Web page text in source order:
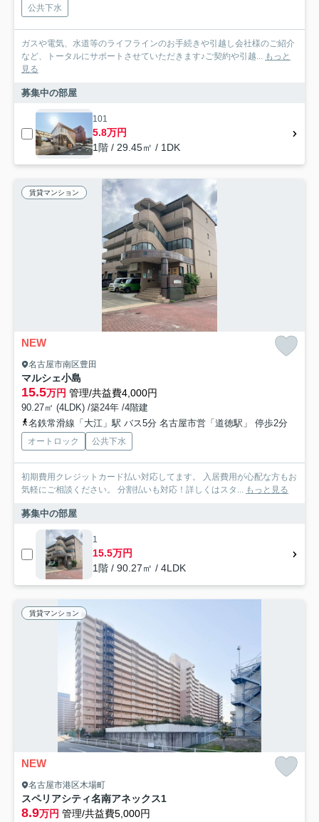
公共下水
ガスや電気、水道等のライフラインのお手続きや引越し会社様のご紹介
など、トータルにサポートさせていただきます♪ご契約や引越... もっと
見る
募集中の部屋
101
5.8万円
1階 / 29.45㎡ / 1DK
賃貸マンション
NEW
名古屋市南区豊田
マルシェ小島
15.5万円 管理/共益費4,000円
90.27㎡ (4LDK) /築24年 /4階建
名鉄常滑線「大江」駅 バス5分 名古屋市営「道徳駅」 停歩2分
オートロック 公共下水
初期費用クレジットカード払い対応してます。 入居費用が心配な方もお
気軽にご相談ください。 分割払いも対応！詳しくはスタ... もっと見る
募集中の部屋
1
15.5万円
1階 / 90.27㎡ / 4LDK
賃貸マンション
NEW
名古屋市港区木場町
スペリアシティ名南アネックス1
8.9万円 管理/共益費5,000円